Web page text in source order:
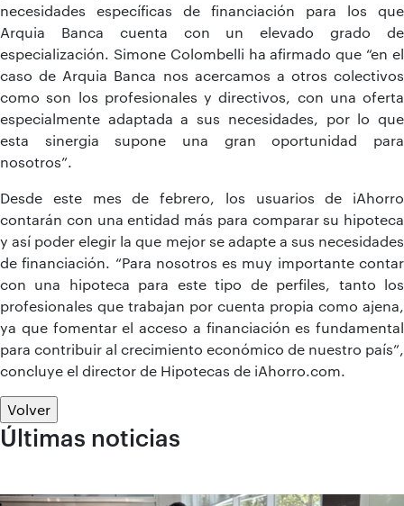
necesidades específicas de financiación para los que
Arquia Banca cuenta con un elevado grado de
especialización. Simone Colombelli ha afirmado que “en el
caso de Arquia Banca nos acercamos a otros colectivos
como son los profesionales y directivos, con una oferta
especialmente adaptada a sus necesidades, por lo que
esta sinergia supone una gran oportunidad para
nosotros”.
Desde este mes de febrero, los usuarios de iAhorro
contarán con una entidad más para comparar su hipoteca
y así poder elegir la que mejor se adapte a sus necesidades
de financiación. “Para nosotros es muy importante contar
con una hipoteca para este tipo de perfiles, tanto los
profesionales que trabajan por cuenta propia como ajena,
ya que fomentar el acceso a financiación es fundamental
para contribuir al crecimiento económico de nuestro país”,
concluye el director de Hipotecas de iAhorro.com.
Volver
Últimas noticias